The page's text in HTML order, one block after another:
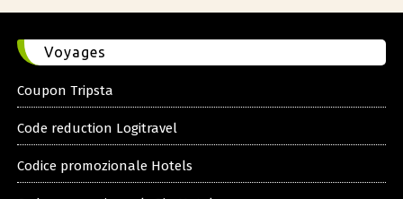
Voyages
Coupon Tripsta
Code reduction Logitravel
Codice promozionale Hotels